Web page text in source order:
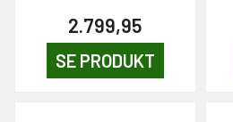
2.799,95
SE PRODUKT